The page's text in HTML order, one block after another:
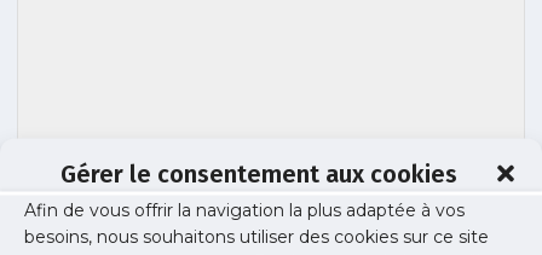
Gérer le consentement aux cookies
Afin de vous offrir la navigation la plus adaptée à vos
besoins, nous souhaitons utiliser des cookies sur ce site
gyn-med-demo